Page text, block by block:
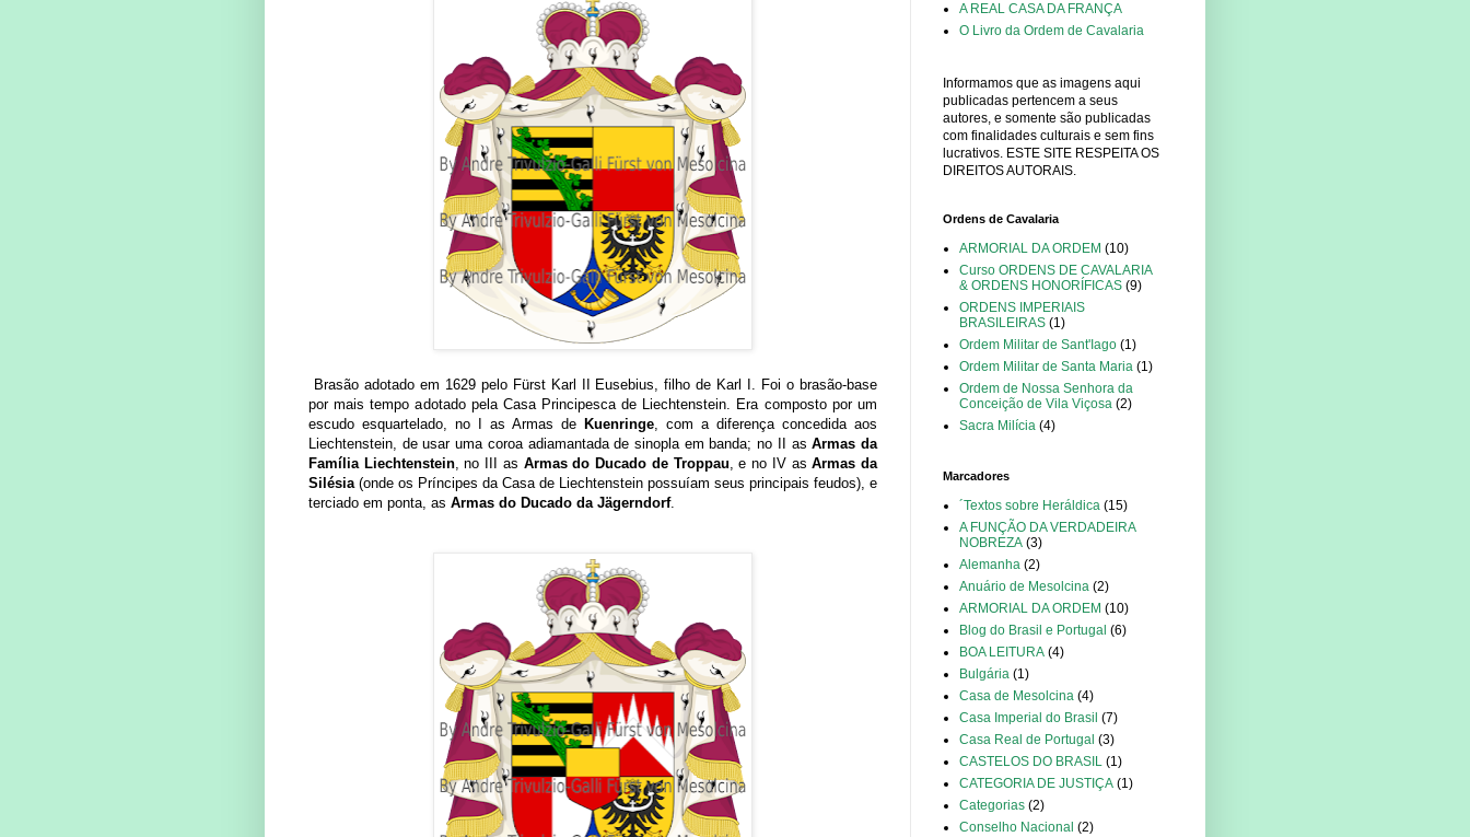
Brasão adotado em 1629 pelo Fürst Karl II Eusebius, filho de Karl I. Foi o brasão-base
por mais tempo adotado pela Casa Principesca de Liechtenstein. Era composto por um
escudo esquartelado, no I as Armas de Kuenringe, com a diferença concedida aos
Liechtenstein, de usar uma coroa adiamantada de sinopla em banda; no II asArmas da
Família Liechtenstein, no III as Armas do Ducado de Troppau, e no IV asArmas da
Silésia(onde os Príncipes da Casa de Liechtenstein possuíam seus principais feudos), e
terciado em ponta, as Armas do Ducado da Jägerndorf.
A REAL CASA DA FRANÇA
O Livro da Ordem de Cavalaria
Informamos que as imagens aqui
publicadas pertencem a seus
autores, e somente são publicadas
com finalidades culturais e sem fins
lucrativos. ESTE SITE RESPEITA OS
DIREITOS AUTORAIS.
Ordens de Cavalaria
ARMORIAL DA ORDEM (10)
Curso ORDENS DE CAVALARIA
& ORDENS HONORÍFICAS (9)
ORDENS IMPERIAIS
BRASILEIRAS (1)
Ordem Militar de Sant'Iago (1)
Ordem Militar de Santa Maria (1)
Ordem de Nossa Senhora da
Conceição de Vila Viçosa (2)
Sacra Milícia (4)
Marcadores
´Textos sobre Heráldica (15)
A FUNÇÃO DA VERDADEIRA
NOBREZA (3)
Alemanha (2)
Anuário de Mesolcina (2)
ARMORIAL DA ORDEM (10)
Blog do Brasil e Portugal (6)
BOA LEITURA (4)
Bulgária (1)
Casa de Mesolcina (4)
Casa Imperial do Brasil (7)
Casa Real de Portugal (3)
CASTELOS DO BRASIL (1)
CATEGORIA DE JUSTIÇA (1)
Categorias (2)
Conselho Nacional (2)